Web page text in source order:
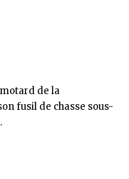
de la
fusil de chasse sous-